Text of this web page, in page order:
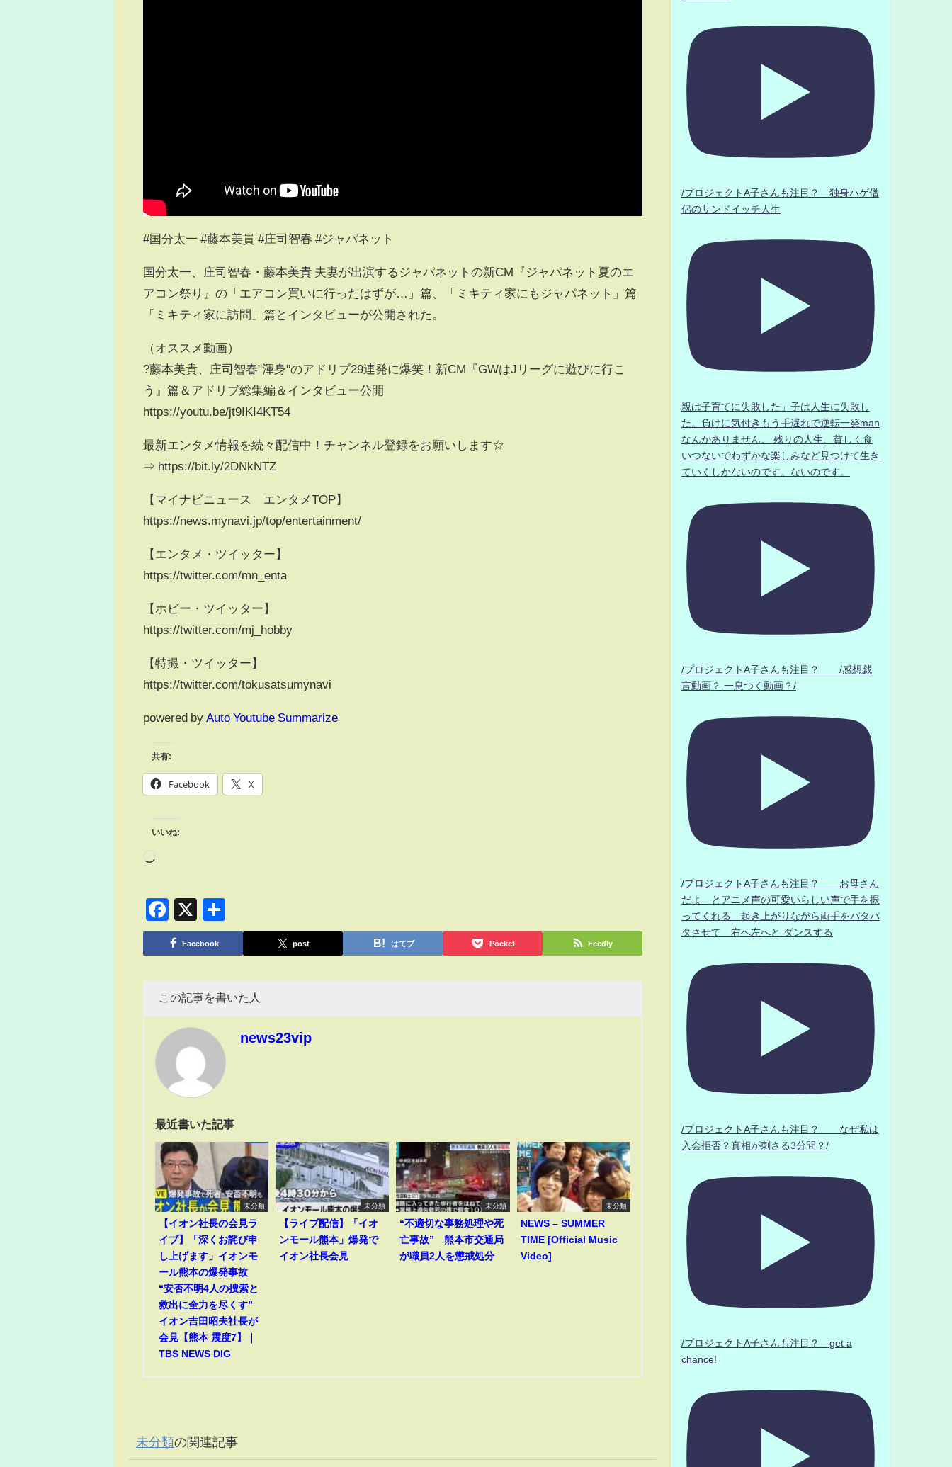
#国分太一 #藤本美貴 #庄司智春 #ジャパネット
国分太一、庄司智春・藤本美貴 夫妻が出演するジャパネットの新CM『ジャパネット夏のエ
アコン祭り』の「エアコン買いに行ったはずが…」篇、「ミキティ家にもジャパネット」篇
「ミキティ家に訪問」篇とインタビューが公開された。
（オススメ動画）
?藤本美貴、庄司智春"渾身"のアドリブ29連発に爆笑！新CM『GWはJリーグに遊びに行こ
う』篇＆アドリブ総集編＆インタビュー公開
https://youtu.be/jt9IKI4KT54
最新エンタメ情報を続々配信中！チャンネル登録をお願いします☆
⇒ https://bit.ly/2DNkNTZ
【マイナビニュース エンタメTOP】
https://news.mynavi.jp/top/entertainment/
【エンタメ・ツイッター】
https://twitter.com/mn_enta
【ホビー・ツイッター】
https://twitter.com/mj_hobby
【特撮・ツイッター】
https://twitter.com/tokusatsumynavi
powered by Auto Youtube Summarize
共有:
Facebook X
いいね:
Facebook
X
有
Facebook post はてブ Pocket Feedly
この記事を書いた人
news23vip
最近書いた記事
未分類
【イオン社長の会見ラ
イブ】「深くお詫び申
し上げます」イオンモ
ール熊本の爆発事故
“安否不明4人の捜索と
救出に全力を尽くす”
イオン吉田昭夫社長が
会見【熊本 震度7】｜
TBS NEWS DIG
未分類
【ライブ配信】「イオ
ンモール熊本」爆発で
イオン社長会見
未分類
“不適切な事務処理や死
亡事故” 熊本市交通局
が職員2人を懲戒処分
未分類
NEWS – SUMMER
TIME [Official Music
Video]
未分類の関連記事
/プロジェクトA子さんも注目？ 独身ハゲ僧
侶のサンドイッチ人生
親は子育てに失敗した」子は人生に失敗し
た。負けに気付きもう手遅れで逆転一発man
なんかありません、 残りの人生、貧しく食
いつないでわずかな楽しみなど見つけて生き
ていくしかないのです。ないのです。
/プロジェクトA子さんも注目？ /感想戯
言動画？.一息つく動画？/
/プロジェクトA子さんも注目？ お母さん
だよ とアニメ声の可愛いらしい声で手を振
ってくれる 起き上がりながら両手をパタパ
タさせて 右へ左へと ダンスする
/プロジェクトA子さんも注目？ なぜ私は
入会拒否？真相が刺さる3分間？/
/プロジェクトA子さんも注目？ get a
chance!